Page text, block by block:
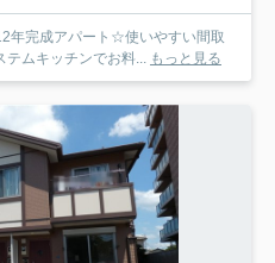
年完成アパート☆使いやすい間取
テムキッチンでお料... もっと見る